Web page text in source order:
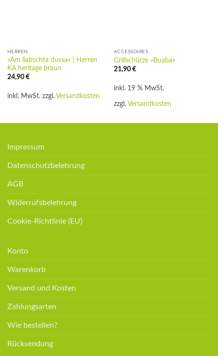
HERREN
»Am liabschta dussa« | Herren
KA heritage braun
24,90 €
inkl. MwSt. zzgl. Versandkosten
ACCESSOIRES
Grillschürze »Buaba«
21,90 €
inkl. 19 % MwSt.
zzgl. Versandkosten
Impressum
Datenschutzbelehrung
AGB
Widerrufsbelehrung
Cookie-Richtlinie (EU)
Konto
Warenkorb
Versand und Kosten
Zahlungsarten
Wie bestellen?
Rücksendung